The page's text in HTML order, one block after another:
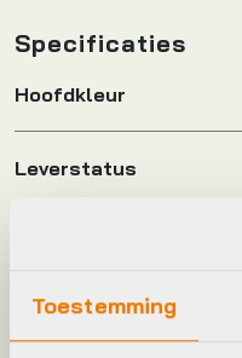
Toestemming
Specificaties
Hoofdkleur
Leverstatus
Maat